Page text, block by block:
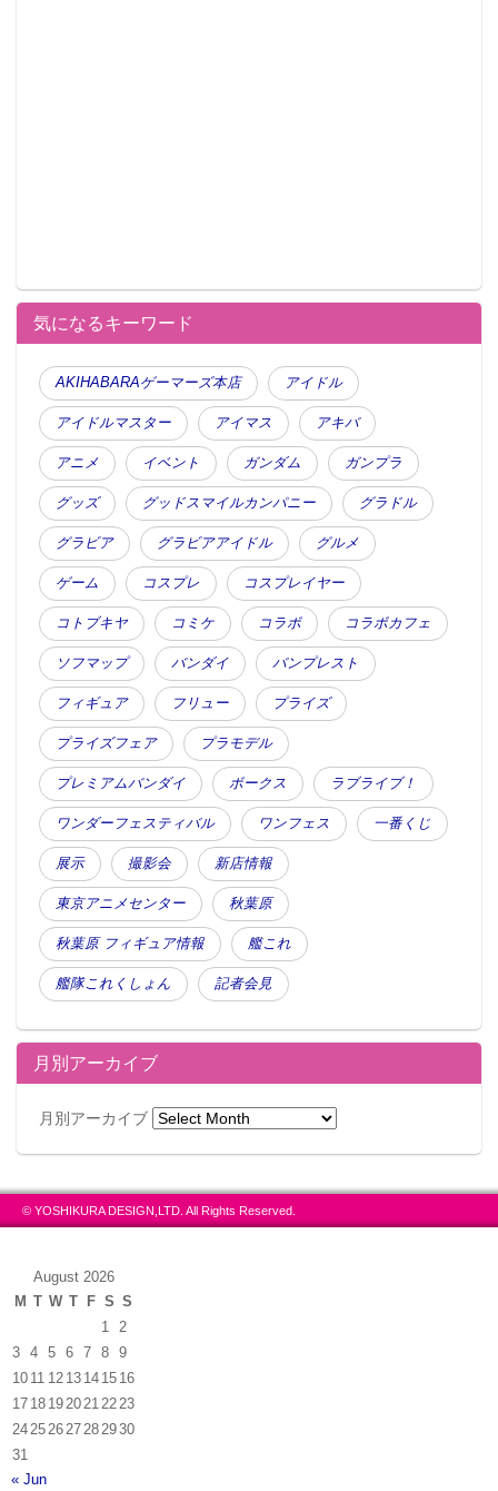
気になるキーワード
AKIHABARAゲーマーズ本店 アイドル
アイドルマスター アイマス アキバ
アニメ イベント ガンダム ガンプラ
グッズ グッドスマイルカンパニー グラドル
グラビア グラビアアイドル グルメ
ゲーム コスプレ コスプレイヤー
コトブキヤ コミケ コラボ コラボカフェ
ソフマップ バンダイ バンプレスト
フィギュア フリュー プライズ
プライズフェア プラモデル
プレミアムバンダイ ボークス ラブライブ！
ワンダーフェスティバル ワンフェス 一番くじ
展示 撮影会 新店情報
東京アニメセンター 秋葉原
秋葉原 フィギュア情報 艦これ
艦隊これくしょん 記者会見
月別アーカイブ
月別アーカイブ
© YOSHIKURA DESIGN,LTD. All Rights Reserved.
August 2026
M T W T F S S
1
2
3
4 5 6 7 8
9
10 11 12 13 14 15 16
17 18 19 20 21 22 23
24 25 26 27 28 2930
31
« Jun